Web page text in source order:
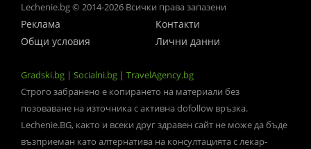
Lechenie.bg © 2014-2026 Всички права запазени
Реклама
Контакти
Общи условия
Лични данни
Gradski.bg | Socialni.bg | TravelAgency.bg
Строго забранено е копирането на материали без
позоваване на източника с активна dofollow връзка.
Lechenie.BG, както и всеки друг здравен сайт не може да бъде
възприеман като алтернатива на консултацията с лекар-